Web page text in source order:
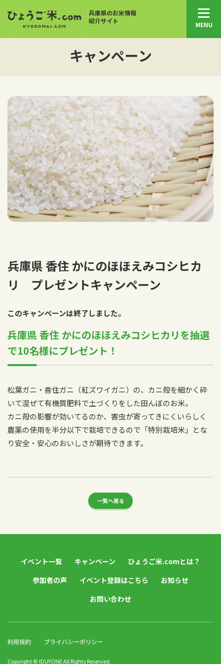
兵庫県のお米情報
紹介サイト
MENU
キャンペーン
兵庫県 香住 かにのほほえみコシヒカ
リ プレゼントキャンペーン
このキャンペーンは終了しました。
兵庫県 香住 かにのほほえみコシヒカリを抽選
で10名様にプレゼント！
松葉ガニ・香住ガニ（紅ズワイガニ）の、カニ殻を細かく砕
いて混ぜて有機質肥料で土づくりをした田んぼのお米。
カニ殻の影響が効いてるのか、害虫が寄ってきにくいらしく
農薬の使用を半分以下で栽培できるので「特別栽培米」とな
り安全・安心のおいしさが期待できます。
一覧へ戻る
イベント一覧 キャンペーン
ひょうご米.comとは？
参加者の声
イベント登録はこちら
お知らせ
お問い合わせ
利用規約 プライバシーポリシー
Copyright © IDUYONE All Rights Reserved.